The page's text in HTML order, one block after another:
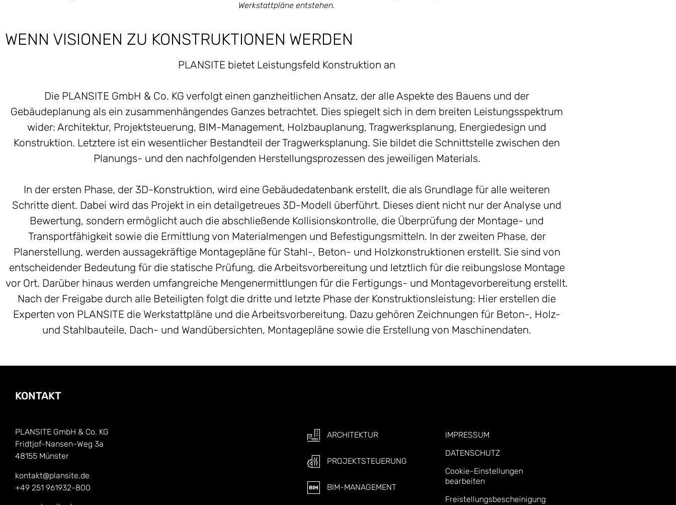
Werkstattpläne entstehen.
WENN VISIONEN ZU KONSTRUKTIONEN WERDEN
PLANSITE bietet Leistungsfeld Konstruktion an
Die PLANSITE GmbH & Co. KG verfolgt einen ganzheitlichen Ansatz, der alle Aspekte des Bauens und der
Gebäudeplanung als ein zusammenhängendes Ganzes betrachtet. Dies spiegelt sich in dem breiten Leistungsspektrum
wider: Architektur, Projektsteuerung, BIM-Management, Holzbauplanung, Tragwerksplanung, Energiedesign und
Konstruktion. Letztere ist ein wesentlicher Bestandteil der Tragwerksplanung. Sie bildet die Schnittstelle zwischen den
Planungs- und den nachfolgenden Herstellungsprozessen des jeweiligen Materials.
In der ersten Phase, der 3D-Konstruktion, wird eine Gebäudedatenbank erstellt, die als Grundlage für alle weiteren
Schritte dient. Dabei wird das Projekt in ein detailgetreues 3D-Modell überführt. Dieses dient nicht nur der Analyse und
Bewertung, sondern ermöglicht auch die abschließende Kollisionskontrolle, die Überprüfung der Montage- und
Transportfähigkeit sowie die Ermittlung von Materialmengen und Befestigungsmitteln. In der zweiten Phase, der
Planerstellung, werden aussagekräftige Montagepläne für Stahl-, Beton- und Holzkonstruktionen erstellt. Sie sind von
entscheidender Bedeutung für die statische Prüfung, die Arbeitsvorbereitung und letztlich für die reibungslose Montage
vor Ort. Darüber hinaus werden umfangreiche Mengenermittlungen für die Fertigungs- und Montagevorbereitung erstellt.
Nach der Freigabe durch alle Beteiligten folgt die dritte und letzte Phase der Konstruktionsleistung: Hier erstellen die
Experten von PLANSITE die Werkstattpläne und die Arbeitsvorbereitung. Dazu gehören Zeichnungen für Beton-, Holz-
und Stahlbauteile, Dach- und Wandübersichten, Montagepläne sowie die Erstellung von Maschinendaten.
KONTAKT
PLANSITE GmbH & Co. KG
Fridtjof-Nansen-Weg 3a
48155 Münster
kontakt@plansite.de
+49 251 961932-800
ARCHITEKTUR
PROJEKTSTEUERUNG
BIM-MANAGEMENT
IMPRESSUM
DATENSCHUTZ
Cookie-Einstellungen
bearbeiten
Freistellungsbescheinigung